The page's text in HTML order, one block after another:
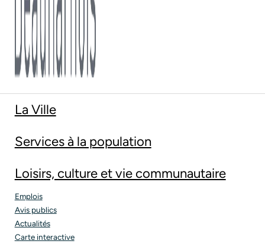
La Ville
Services à la population
Loisirs, culture et vie communautaire
Emplois
Avis publics
Actualités
Carte interactive